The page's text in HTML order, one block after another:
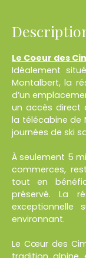
Le Coeur des
Idéalement
Montalbert, la
d’un
un accès direct
la télécabine de
journées de ski
À seulement 5
commerces,
tout en
préservé. La
exceptionnelle
environnant.
Le Cœur des